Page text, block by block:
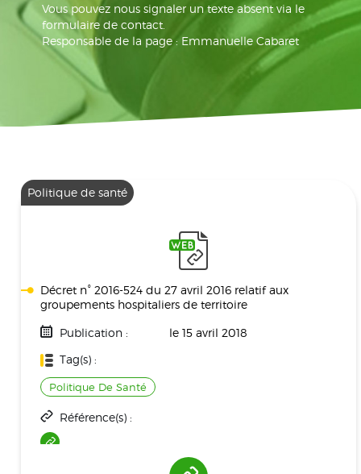
Vous pouvez nous signaler un texte absent via le
formulaire de contact.
Responsable de la page : Emmanuelle Cabaret
Politique de santé
Décret n° 2016-524 du 27 avril 2016 relatif aux
groupements hospitaliers de territoire
Publication :
le 15 avril 2018
Tag(s) :
Politique De Santé
Référence(s) :